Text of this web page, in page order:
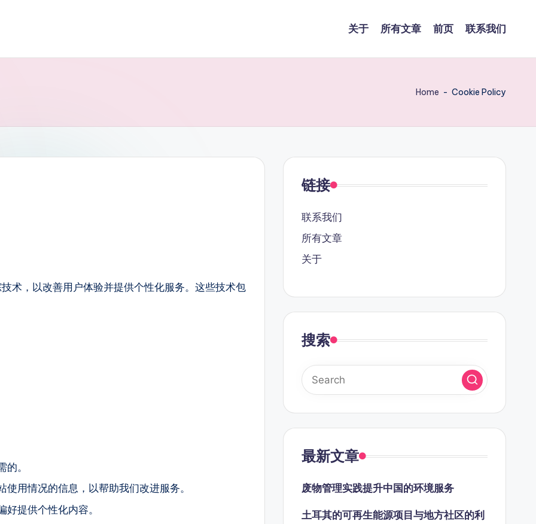
关于 所有文章 前页 联系我们
Home - Cookie Policy
，以改善用户体验并提供个性化服务。这些技术包
。
用情况的信息，以帮助我们改进服务。
提供个性化内容。
链接
联系我们
所有文章
关于
搜索
最新文章
废物管理实践提升中国的环境服务
土耳其的可再生能源项目与地方社区的利